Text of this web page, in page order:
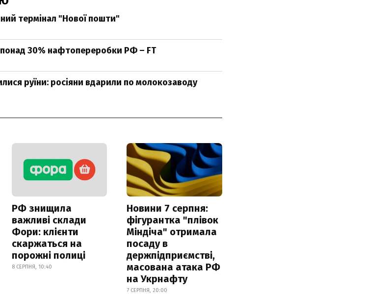
термінал "Нової пошти"
30% нафтопереробки РФ – FT
руїни: росіяни вдарили по молокозаводу
РФ знищила
важливі склади
Фори: клієнти
скаржаться на
порожні полиці
8 СЕРПНЯ, 10:40
Новини 7 серпня:
фігурантка "плівок
Міндіча" отримала
посаду в
держпідприємстві,
масована атака РФ
на Укрнафту
7 СЕРПНЯ, 20:00